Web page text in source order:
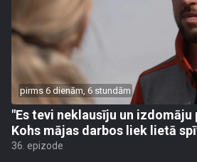
pirms 6 dienām, 6 stundām
"Es tevi neklausīju un izdomāju
Kohs mājas darbos liek lietā
36. epizode